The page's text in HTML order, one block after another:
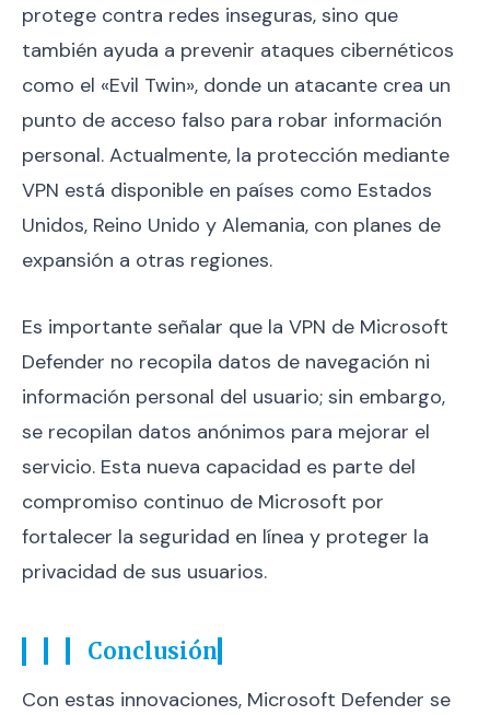
protege contra redes inseguras, sino que
también ayuda a prevenir ataques cibernéticos
como el «Evil Twin», donde un atacante crea un
punto de acceso falso para robar información
personal. Actualmente, la protección mediante
VPN está disponible en países como Estados
Unidos, Reino Unido y Alemania, con planes de
expansión a otras regiones.
Es importante señalar que la VPN de Microsoft
Defender no recopila datos de navegación ni
información personal del usuario; sin embargo,
se recopilan datos anónimos para mejorar el
servicio. Esta nueva capacidad es parte del
compromiso continuo de Microsoft por
fortalecer la seguridad en línea y proteger la
privacidad de sus usuarios.
Conclusión
Con estas innovaciones, Microsoft Defender se